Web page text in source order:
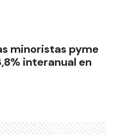
minoristas pyme
interanual en